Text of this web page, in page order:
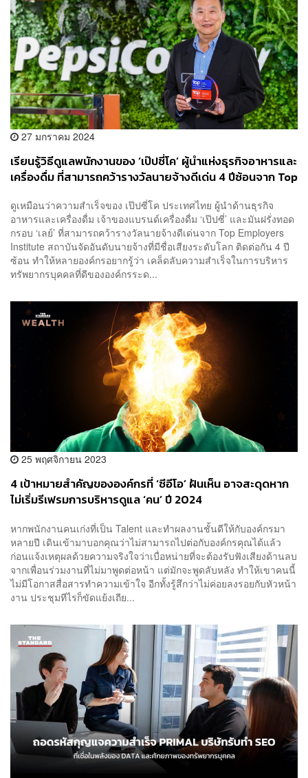
27 มกราคม 2024
เรียนรู้วิธีดูแลพนักงานของ ‘เป๊ปซี่โค’ ผู้นำแห่งธุรกิจอาหารและ
เครื่องดื่ม ที่สามารถคว้ารางวัลนายจ้างดีเด่น 4 ปีซ้อนจาก Top
ดูเหมือนว่าความสำเร็จของ เป๊ปซี่โค ประเทศไทย ผู้นำด้านธุรกิจ
อาหารและเครื่องดื่ม เจ้าของแบรนด์เครื่องดื่ม ‘เป๊ปซี่’ และมันฝรั่งทอด
กรอบ ‘เลย์’ ที่สามารถคว้ารางวัลนายจ้างดีเด่นจาก Top Employers
Institute สถาบันจัดอันดับนายจ้างที่มีชื่อเสียงระดับโลก ติดต่อกัน 4 ปี
ซ้อน ทำให้หลายองค์กรอยากรู้ว่า เคล็ดลับความสำเร็จในการบริหาร
ทรัพยากรบุคคลที่ดีขององค์กรระด...
25 พฤศจิกายน 2023
4 เป้าหมายสำคัญขององค์กรที่ ‘ซีอีโอ’ ฝันเห็น อาจสะดุดหาก
ไม่เริ่มรีเฟรมการบริหารดูแล ‘คน’ ปี 2024
หากพนักงานคนเก่งที่เป็น Talent และทำผลงานชั้นดีให้กับองค์กรมา
หลายปี เดินเข้ามาบอกคุณว่าไม่สามารถไปต่อกับองค์กรคุณได้แล้ว
ก่อนแจ้งเหตุผลด้วยความจริงใจว่าเบื่อหน่ายที่จะต้องรับฟังเสียงด้านลบ
จากเพื่อนร่วมงานที่ไม่มาพูดต่อหน้า แต่มักจะพูดลับหลัง ทำให้เขาคนนี้
ไม่มีโอกาสสื่อสารทำความเข้าใจ อีกทั้งรู้สึกว่าไม่ค่อยลงรอยกับหัวหน้า
งาน ประชุมทีไรก็ขัดแย้งเถีย...